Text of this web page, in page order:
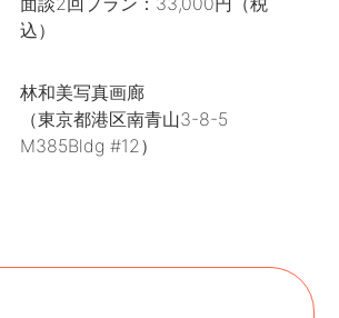
込）
林和美写真画廊
（東京都港区南青山3-8-5
M385Bldg #12）